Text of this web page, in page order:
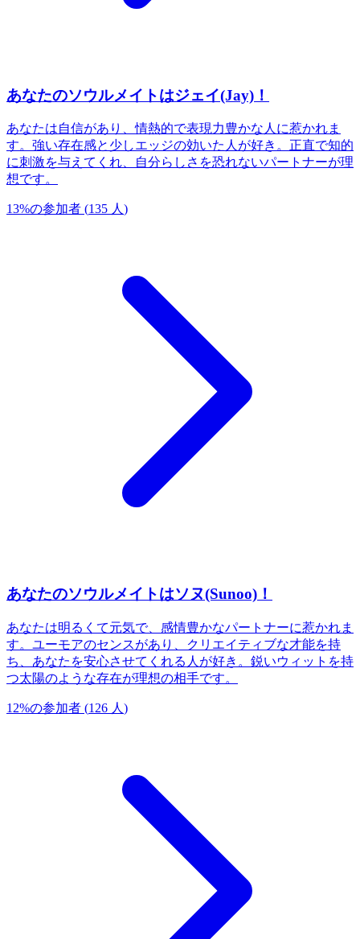
あなたのソウルメイトはジェイ(Jay)！
あなたは自信があり、情熱的で表現力豊かな人に惹かれま
す。強い存在感と少しエッジの効いた人が好き。正直で知的
に刺激を与えてくれ、自分らしさを恐れないパートナーが理
想です。
13%の参加者 (135 人 )
あなたのソウルメイトはソヌ(Sunoo)！
あなたは明るくて元気で、感情豊かなパートナーに惹かれま
す。ユーモアのセンスがあり、クリエイティブな才能を持
ち、あなたを安心させてくれる人が好き。鋭いウィットを持
つ太陽のような存在が理想の相手です。
12%の参加者 (126 人 )